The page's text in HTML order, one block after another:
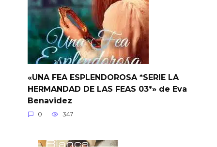
«UNA FEA ESPLENDOROSA *SERIE LA
HERMANDAD DE LAS FEAS 03*» de Eva
Benavidez
0 347